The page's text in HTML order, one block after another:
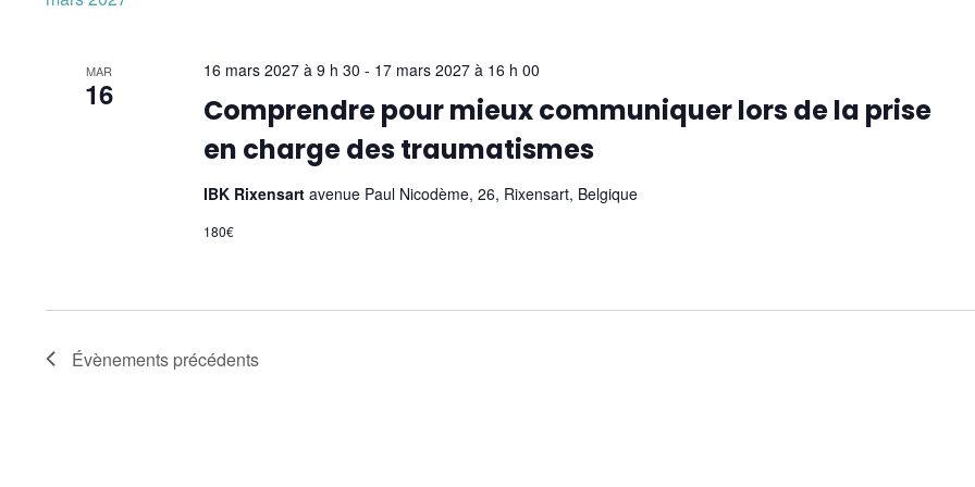
MAR
16
Comprendre pour mieux communiquer lors de la prise
en charge des traumatismes
16 mars 2027 à 9 h 30 - 17 mars 2027 à 16 h 00
IBK Rixensartavenue Paul Nicodème, 26, Rixensart, Belgique
180€
Évènements précédents